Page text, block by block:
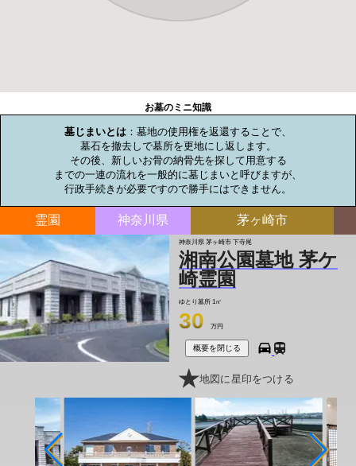
お墓のミニ知識
墓じまいとは ：墓地の使用権を返還することで、
墓石を撤去しで墓所を更地にし返します。
その後、新しいお骨の納骨先を探して用意する
までの一連の流れを一般的に墓じまいと呼びますが、
行政手続きが必要ですので勝手にはできません。
霊園 神奈川県 茅ヶ崎市
神奈川県 茅ヶ崎市 下寺尾
湘南公園墓地 茅ケ
崎霊園
ゆとり墓所 1㎡
30 万円
概要を閉じる
地図に星印をつける